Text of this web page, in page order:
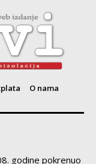
O nama
godine pokrenuo